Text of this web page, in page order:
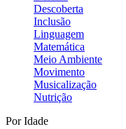
Descoberta
Inclusão
Linguagem
Matemática
Meio Ambiente
Movimento
Musicalização
Nutrição
Por Idade